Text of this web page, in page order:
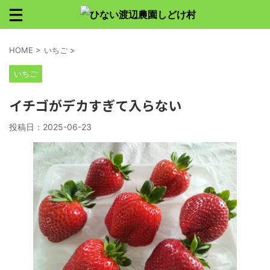
HOME > いちご >
いちご
イチゴがデカすぎて入らない
投稿日： 2025-06-23